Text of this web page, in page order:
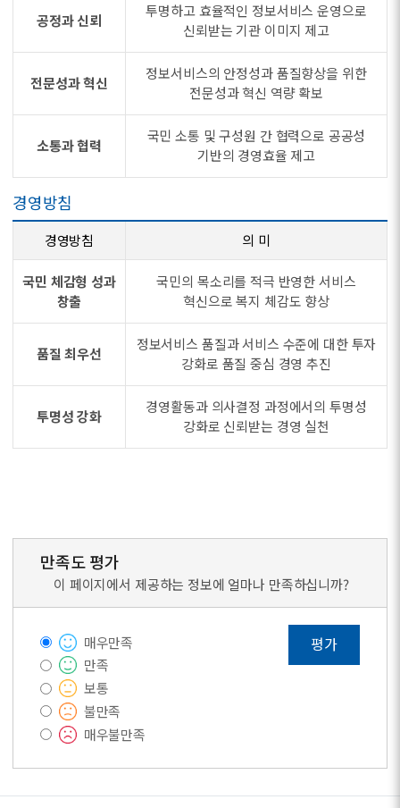
공정과 신뢰
투명하고 효율적인 정보서비스 운영으로
신뢰받는 기관 이미지 제고
전문성과 혁신
정보서비스의 안정성과 품질향상을 위한
전문성과 혁신 역량 확보
소통과 협력
국민 소통 및 구성원 간 협력으로 공공성
기반의 경영효율 제고
경영방침
경영방침 의 미
국민 체감형 성과
창출
국민의 목소리를 적극 반영한 서비스
혁신으로 복지 체감도 향상
품질 최우선
정보서비스 품질과 서비스 수준에 대한 투자
강화로 품질 중심 경영 추진
투명성 강화
경영활동과 의사결정 과정에서의 투명성
강화로 신뢰받는 경영 실천
만족도 평가
이 페이지에서 제공하는 정보에 얼마나 만족하십니까?
매우만족
만족
보통
불만족
매우불만족
평가